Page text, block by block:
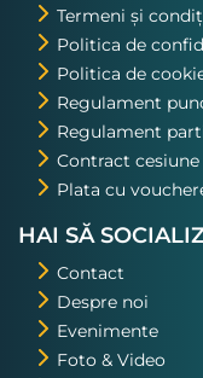
Termeni și
Politica de
Politica de
Regulament
Regulament
Contract cesiune
Plata cu
HAI SĂ
Contact
Despre noi
Evenimente
Foto & Video